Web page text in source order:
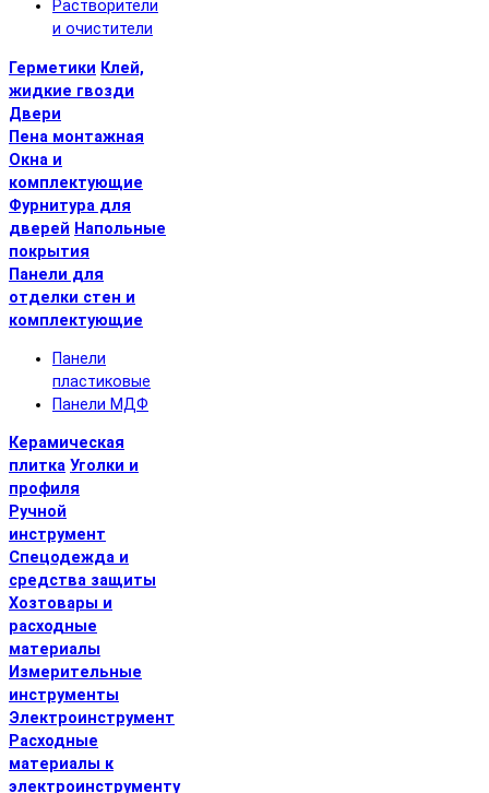
Растворители
и очистители
Герметики Клей,
жидкие гвозди
Двери
Пена монтажная
Окна и
комплектующие
Фурнитура для
дверей Напольные
покрытия
Панели для
отделки стен и
комплектующие
Панели
пластиковые
Панели МДФ
Керамическая
плитка Уголки и
профиля
Ручной
инструмент
Спецодежда и
средства защиты
Хозтовары и
расходные
материалы
Измерительные
инструменты
Электроинструмент
Расходные
материалы к
электроинструменту